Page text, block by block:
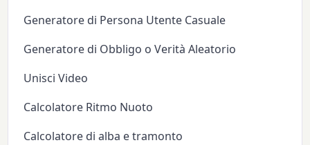
Generatore di Persona Utente Casuale
Generatore di Obbligo o Verità Aleatorio
Unisci Video
Calcolatore Ritmo Nuoto
Calcolatore di alba e tramonto